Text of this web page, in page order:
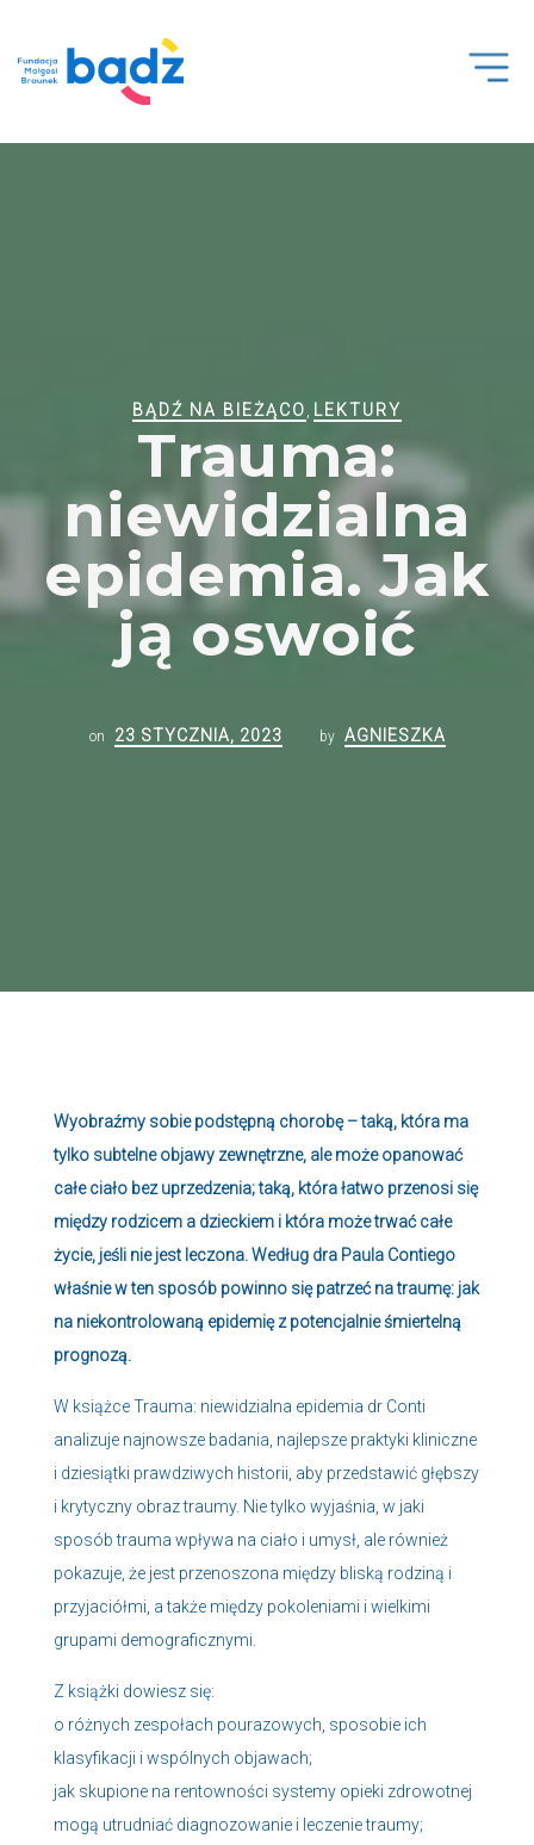
Open
BĄDŹ NA BIEŻĄCO LEKTURY
Trauma:
niewidzialna
epidemia. Jak
ją oswoić
on 23 STYCZNIA, 2023 by AGNIESZKA
Wyobraźmy sobie podstępną chorobę – taką, która ma
tylko subtelne objawy zewnętrzne, ale może opanować
całe ciało bez uprzedzenia; taką, która łatwo przenosi się
między rodzicem a dzieckiem i która może trwać całe
życie, jeśli nie jest leczona. Według dra Paula Contiego
właśnie w ten sposób powinno się patrzeć na traumę: jak
na niekontrolowaną epidemię z potencjalnie śmiertelną
prognozą.
W książce Trauma: niewidzialna epidemia dr Conti
analizuje najnowsze badania, najlepsze praktyki kliniczne
i dziesiątki prawdziwych historii, aby przedstawić głębszy
i krytyczny obraz traumy. Nie tylko wyjaśnia, w jaki
sposób trauma wpływa na ciało i umysł, ale również
pokazuje, że jest przenoszona między bliską rodziną i
przyjaciółmi, a także między pokoleniami i wielkimi
grupami demograficznymi.
Z książki dowiesz się:
o różnych zespołach pourazowych, sposobie ich
klasyfikacji i wspólnych objawach;
jak skupione na rentowności systemy opieki zdrowotnej
mogą utrudniać diagnozowanie i leczenie traumy;